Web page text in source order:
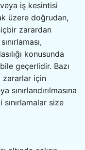
iş kesintisi
üzere doğrudan,
zarardan
konusunda
geçerlidir. Bazı
zararlar için
sınırlandırılmasına
size